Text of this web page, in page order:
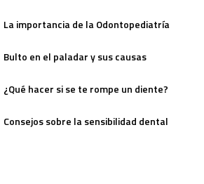
La importancia de la Odontopediatría
Bulto en el paladar y sus causas
¿Qué hacer si se te rompe un diente?
Consejos sobre la sensibilidad dental